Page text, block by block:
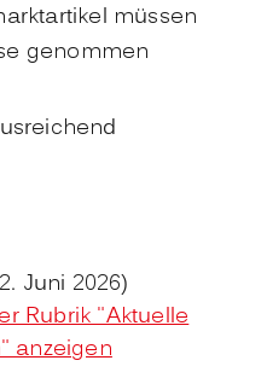
müssen
genommen
Juni 2026)
Rubrik "Aktuelle
anzeigen